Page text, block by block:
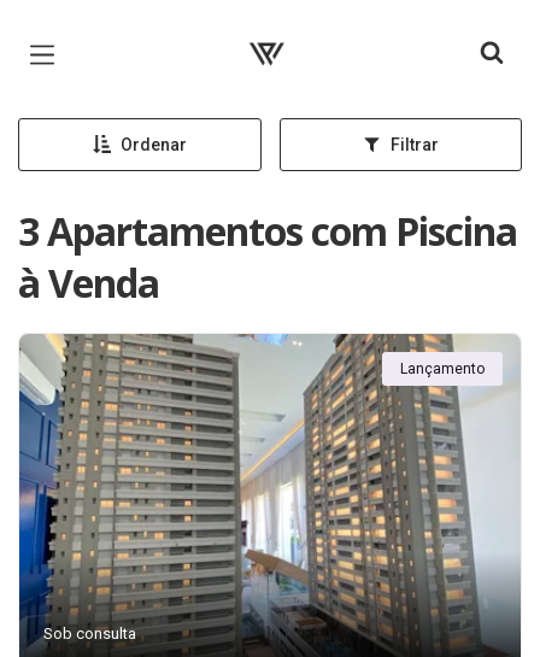
Página inicial
Ordenar Filtrar
3 Apartamentos com Piscina
à Venda
Lançamento
Sob consulta